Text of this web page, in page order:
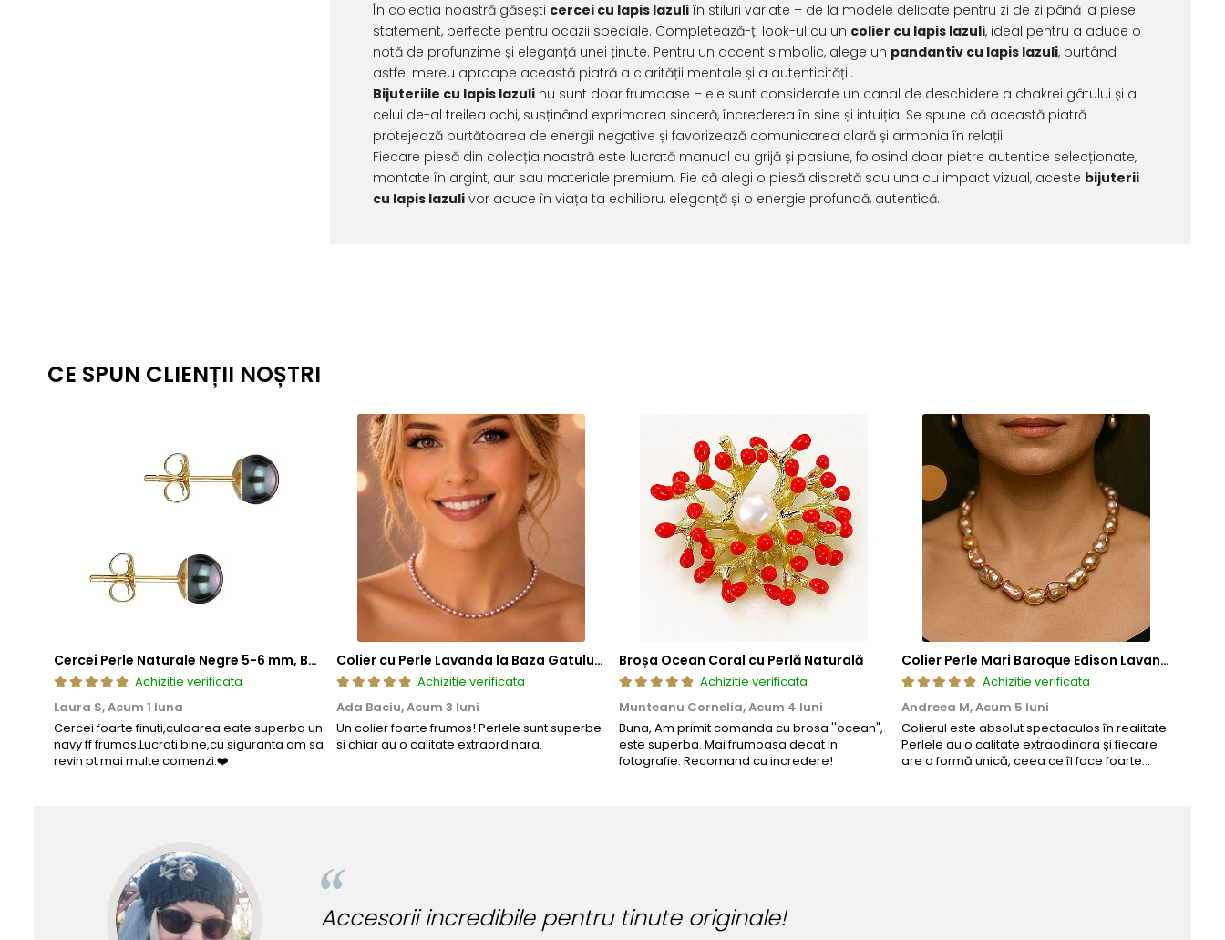
În colecția noastră găsești cercei cu lapis lazuli în stiluri variate – de la modele delicate pentru zi de zi până la piese
statement, perfecte pentru ocazii speciale. Completează-ți look-ul cu un colier cu lapis lazuli, ideal pentru a aduce o
notă de profunzime și eleganță unei ținute. Pentru un accent simbolic, alege un pandantiv cu lapis lazuli, purtând
astfel mereu aproape această piatră a clarității mentale și a autenticității.
Bijuteriile cu lapis lazuli nu sunt doar frumoase – ele sunt considerate un canal de deschidere a chakrei gâtului și a
celui de-al treilea ochi, susținând exprimarea sinceră, încrederea în sine și intuiția. Se spune că această piatră
protejează purtătoarea de energii negative și favorizează comunicarea clară și armonia în relații.
Fiecare piesă din colecția noastră este lucrată manual cu grijă și pasiune, folosind doar pietre autentice selecționate,
montate în argint, aur sau materiale premium. Fie că alegi o piesă discretă sau una cu impact vizual, aceste bijuterii
cu lapis lazuli vor aduce în viața ta echilibru, eleganță și o energie profundă, autentică.
CE SPUN CLIENȚII NOȘTRI
Cercei Perle Naturale Negre 5-6 mm, Buton AAA, Aur 14K (aur 585), Tip Șurub | KASKADDA®
Achizitie verificata
Laura S,Acum 1 luna
Cercei foarte finuti,culoarea eate superba un
navy ff frumos.Lucrati bine,cu siguranta am sa
revin pt mai multe comenzi.❤️
Colier cu Perle Lavanda la Baza Gatului, de 4-5 mm, Perle Rare, Calitate AAA+, Aur 14K | KASKADDA®
Achizitie verificata
Ada Baciu,Acum 3 luni
Un colier foarte frumos! Perlele sunt superbe
si chiar au o calitate extraordinara.
Broșa Ocean Coral cu Perlă Naturală
Achizitie verificata
Munteanu Cornelia,Acum 4 luni
Buna, Am primit comanda cu brosa ''ocean",
este superba. Mai frumoasa decat in
fotografie. Recomand cu incredere!
Colier Perle Mari Baroque Edison Lavandă, Calitatea AAA, Aur 14K | KASKADDA®
Achizitie verificata
Andreea M,Acum 5 luni
Colierul este absolut spectaculos în realitate.
Perlele au o calitate extraodinara și fiecare
are o formă unică, ceea ce îl face foarte
Accesorii incredibile pentru tinute originale!